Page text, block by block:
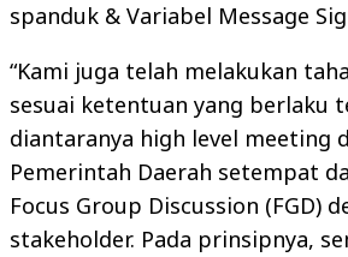
spanduk & Variabel Message
“Kami juga telah melakukan
sesuai ketentuan yang berlaku
diantaranya high level meeting
Pemerintah Daerah setempat
Focus Group Discussion (FGD)
stakeholder. Pada prinsipnya,